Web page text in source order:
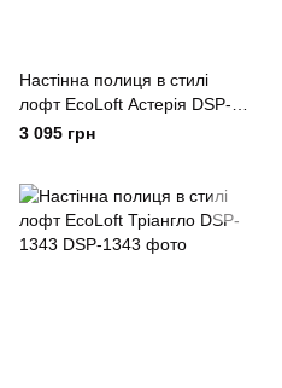
Настінна полиця в стилі
лофт EcoLoft Астерія DSP-
1505
3 095 грн